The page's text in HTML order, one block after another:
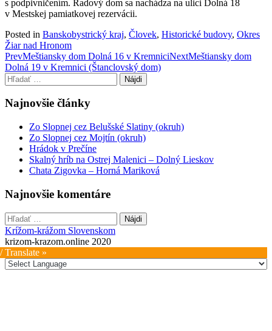
s podpivničením. Radový dom sa nachádza na ulici Dolná 18
v Mestskej pamiatkovej rezervácii.
Posted in Banskobystrický kraj, Človek, Historické budovy, Okres
Žiar nad Hronom
Post
navigation
PrevMeštiansky dom Dolná 16 v KremniciNextMeštiansky dom
Dolná 19 v Kremnici (Štanclovský dom)
Hľadať:
Najnovšie články
Zo Slopnej cez Belušské Slatiny (okruh)
Zo Slopnej cez Mojtín (okruh)
Hrádok v Prečíne
Skalný hríb na Ostrej Malenici – Dolný Lieskov
Chata Zigovka – Horná Mariková
Najnovšie komentáre
Hľadať:
Krížom-krážom Slovenskom
krizom-krazom.online 2020
Translate »